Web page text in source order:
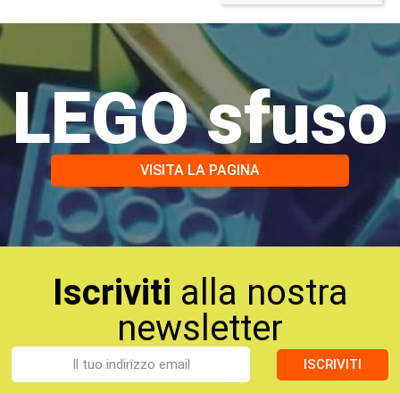
LEGO sfuso
VISITA LA PAGINA
Iscriviti alla nostra
newsletter
ISCRIVITI